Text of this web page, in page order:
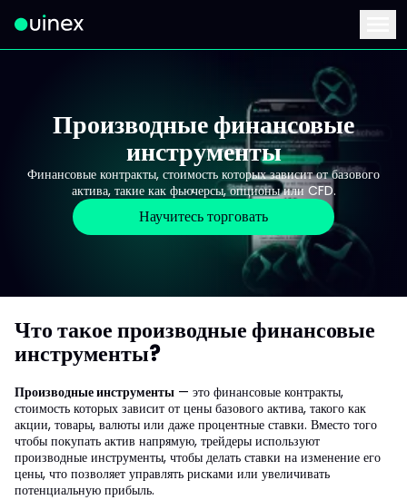
Это логотип, при нажатии на который вы перейдете на главную
Производные финансовые
инструменты
Финансовые контракты, стоимость которых зависит от базового
актива, такие как фьючерсы, опционы или CFD.
Научитесь торговать
Что такое производные финансовые
инструменты?
Производные инструменты — это финансовые контракты,
стоимость которых зависит от цены базового актива, такого как
акции, товары, валюты или даже процентные ставки. Вместо того
чтобы покупать актив напрямую, трейдеры используют
производные инструменты, чтобы делать ставки на изменение его
цены, что позволяет управлять рисками или увеличивать
потенциальную прибыль.